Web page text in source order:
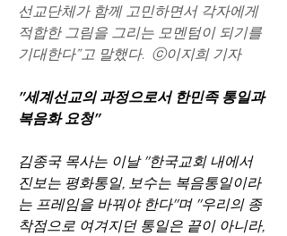
선교단체가 함께 고민하면서 각자에게
적합한 그림을 그리는 모멘텀이 되기를
기대한다”고 말했다.  ⓒ이지희 기자
"세계선교의 과정으로서 한민족 통일과
복음화 요청"
김종국 목사는 이날 "한국교회 내에서
진보는 평화통일, 보수는 복음통일이라
는 프레임을 바꿔야 한다"며 "우리의 종
착점으로 여겨지던 통일은 끝이 아니라,